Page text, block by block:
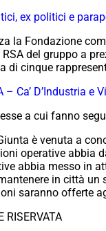
ex politici e
la Fondazione
del gruppo a
di cinque
– Ca’ D’Industria
a cui fanno
è venuta a
operative abbia
abbia messo in
in città
saranno offerte
RISERVATA